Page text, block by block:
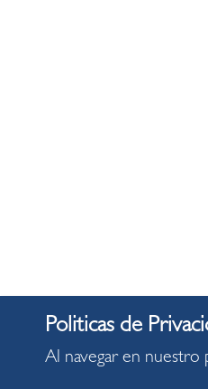
Al navegar en nuestro